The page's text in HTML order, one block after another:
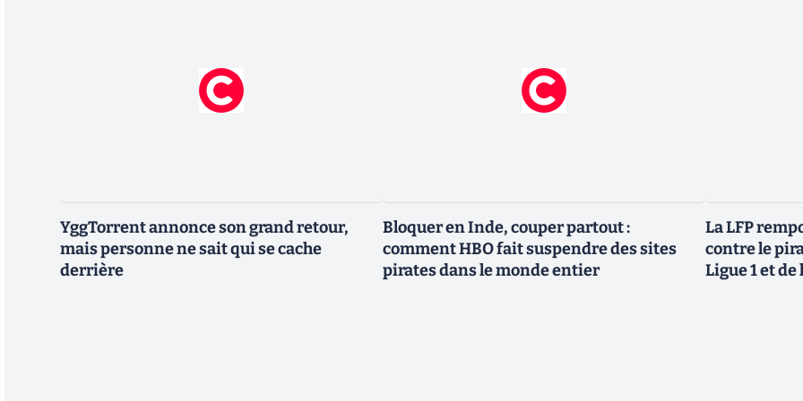
YggTorrent annonce son grand retour,
mais personne ne sait qui se cache
derrière
Bloquer en Inde, couper partout :
comment HBO fait suspendre des sites
pirates dans le monde entier
La LFP
contre le
Ligue 1 et de